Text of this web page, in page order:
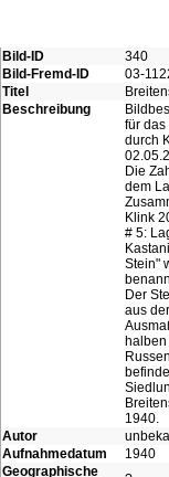
Bild-ID
340
Bild-Fremd-ID
03-
Titel
Beschreibung
für
durch
Die
dem
Klink
# 5:
Stein"
Der
aus
1940.
Autor
Aufnahmedatum
1940
Geographische